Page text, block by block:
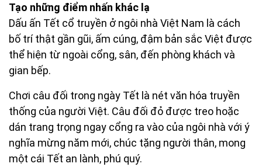
Tạo những điểm nhấn khác lạ
Dấu ấn Tết cổ truyền ở ngôi nhà Việt Nam là cách
bố trí thật gần gũi, ấm cúng, đậm bản sắc Việt được
thể hiện từ ngoài cổng, sân, đến phòng khách và
gian bếp.
Chơi câu đối trong ngày Tết là nét văn hóa truyền
thống của người Việt. Câu đối đỏ được treo hoặc
dán trang trọng ngay cổng ra vào của ngôi nhà với ý
nghĩa mừng năm mới, chúc tặng người thân, mong
một cái Tết an lành, phú quý.